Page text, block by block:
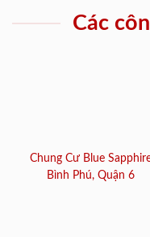
Các
Chung Cư Blue
Bình Phú, Quận 6